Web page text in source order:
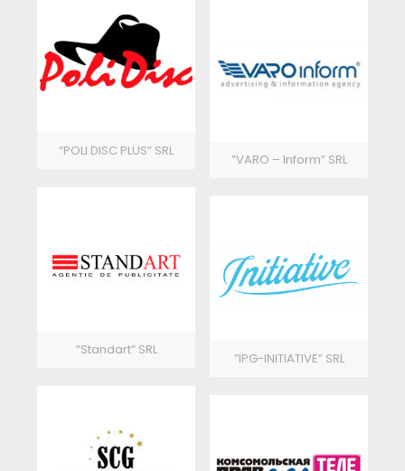
”POLI DISC PLUS” SRL
”Standart” SRL
”VARO – Inform” SRL
”IPG-INITIATIVE” SRL